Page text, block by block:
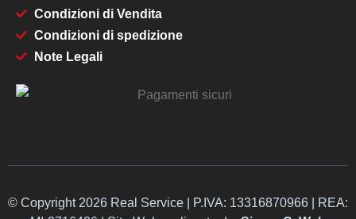
Condizioni di Vendita
Condizioni di spedizione
Note Legali
© Copyright 2026 Real Service | P.IVA: 13316870966 | REA: